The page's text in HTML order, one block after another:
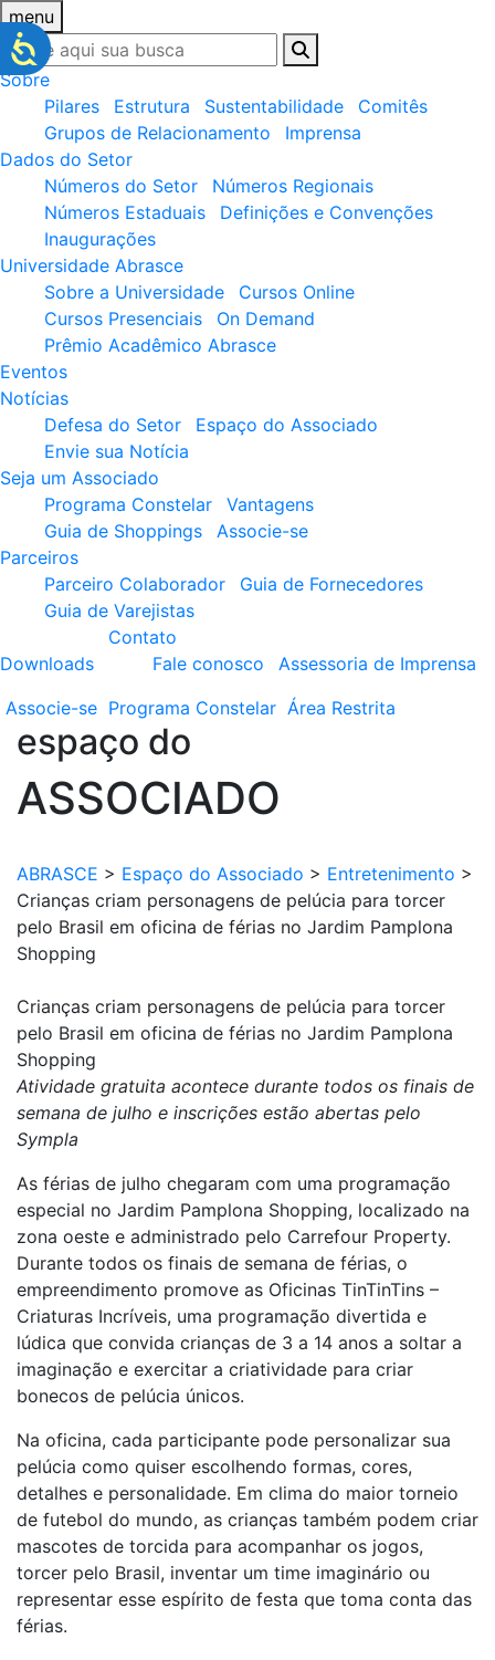
menu
Sobre
Pilares
Estrutura Sustentabilidade
Comitês
Grupos de Relacionamento
Imprensa
Dados do Setor
Números do Setor
Números Regionais
Números Estaduais
Definições e Convenções
Inaugurações
Universidade Abrasce
Sobre a Universidade
Cursos Online
Cursos Presenciais
On Demand
Prêmio Acadêmico Abrasce
Eventos
Notícias
Defesa do Setor
Espaço do Associado
Envie sua Notícia
Seja um Associado
Programa Constelar
Vantagens
Guia de Shoppings
Associe-se
Parceiros
Parceiro Colaborador
Guia de Fornecedores
Guia de Varejistas
Downloads
Contato
Fale conosco
Assessoria de Imprensa
Associe-se Programa Constelar Área Restrita
espaço do
ASSOCIADO
ABRASCE > Espaço do Associado > Entretenimento >
Crianças criam personagens de pelúcia para torcer
pelo Brasil em oficina de férias no Jardim Pamplona
Shopping
Crianças criam personagens de pelúcia para torcer
pelo Brasil em oficina de férias no Jardim Pamplona
Shopping
Atividade gratuita acontece durante todos os finais de
semana de julho e inscrições estão abertas pelo
Sympla
As férias de julho chegaram com uma programação
especial no Jardim Pamplona Shopping, localizado na
zona oeste e administrado pelo Carrefour Property.
Durante todos os finais de semana de férias, o
empreendimento promove as Oficinas TinTinTins –
Criaturas Incríveis, uma programação divertida e
lúdica que convida crianças de 3 a 14 anos a soltar a
imaginação e exercitar a criatividade para criar
bonecos de pelúcia únicos.
Na oficina, cada participante pode personalizar sua
pelúcia como quiser escolhendo formas, cores,
detalhes e personalidade. Em clima do maior torneio
de futebol do mundo, as crianças também podem criar
mascotes de torcida para acompanhar os jogos,
torcer pelo Brasil, inventar um time imaginário ou
representar esse espírito de festa que toma conta das
férias.